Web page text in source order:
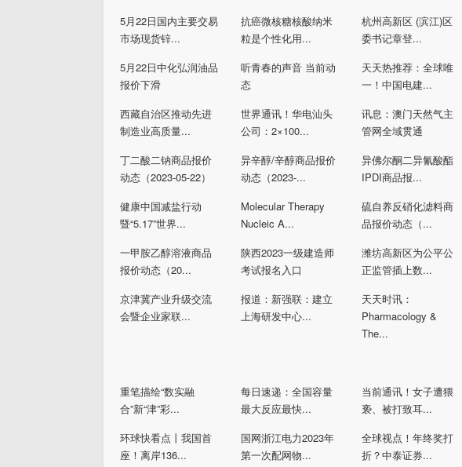
5月22日国内主要交易
市场现货锌...
抗癌微核糖核酸纳米
粒是个性化用...
杭州高新区 (滨江)区
委书记章登...
5月22日中化弘润油品
报价下滑
听青春的声音 当前动
态
天天热推荐：全球唯
一！中国电建...
西藏自治区推动先进
制造业高质量...
世界通讯！华电汕头
公司：2×100...
讯息：澳门天然气主
管网全域贯通
丁二酸二钠商品报价
动态（2023-05-22）
异辛醇/辛醇商品报价
动态（2023-...
异佛尔酮二异氰酸酯
IPDI商品报...
健康中国减盐行动
暨“5.17”世界...
Molecular Therapy
Nucleic A...
硫自养反硝化滤料商
品报价动态（...
一甲胺乙醇溶液商品
报价动态（20...
陕西2023一级建造师
考试报名入口
潍坊高新区为公平公
正监管插上数...
京津冀产业升级交流
会暨企业家联...
报道：新强联：建立
上海研发中心...
天天时讯：
Pharmacology &
The...
重笔描绘“数实融
合”新“津”彩...
每日速递：全国容量
最大反应最快...
当前通讯！女子遭猥
亵、被打致耳...
环球快看点丨我国首
座！离岸136...
国网浙江电力2023年
第一次配网物...
全球视点！年终奖打
折？中泰证券...